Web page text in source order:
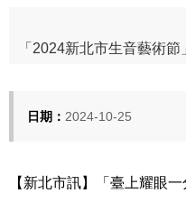
日期： 2024-10-25
【新北市訊】「臺上耀眼